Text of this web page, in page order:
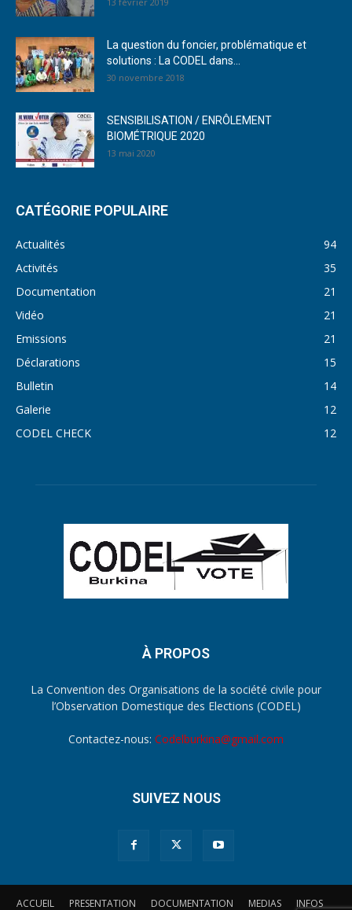
La question du foncier, problématique et
solutions : La CODEL dans...
30 novembre 2018
SENSIBILISATION / ENRÔLEMENT
BIOMÉTRIQUE 2020
13 mai 2020
CATÉGORIE POPULAIRE
Actualités
94
Activités
35
Documentation
21
Vidéo
21
Emissions
21
Déclarations
15
Bulletin
14
Galerie
12
CODEL CHECK
12
À PROPOS
La Convention des Organisations de la société civile pour
l’Observation Domestique des Elections (CODEL)
Contactez-nous: Codelburkina@gmail.com
SUIVEZ NOUS
ACCUEIL PRESENTATION DOCUMENTATION MEDIAS INFOS